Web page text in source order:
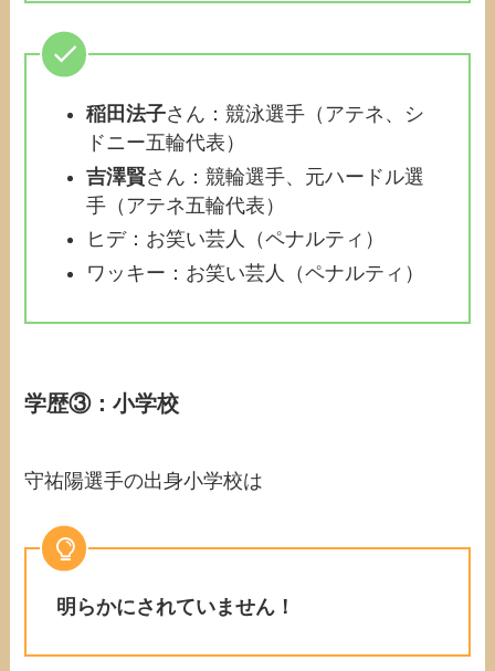
稲田法子さん：競泳選手（アテネ、シ
ドニー五輪代表）
吉澤賢さん：競輪選手、元ハードル選
手（アテネ五輪代表）
ヒデ：お笑い芸人（ペナルティ）
ワッキー：お笑い芸人（ペナルティ）
学歴③：小学校
守祐陽選手の出身小学校は
明らかにされていません！